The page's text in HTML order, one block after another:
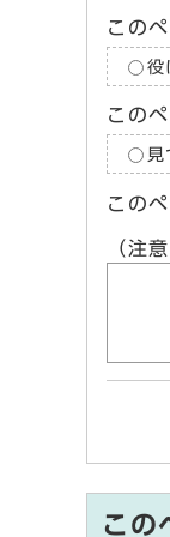
この
役
この
この
（注
この